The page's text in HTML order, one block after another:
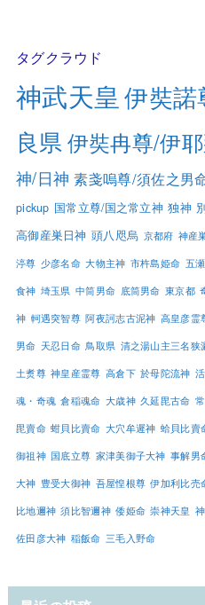
タグクラウド
神武天皇 伊奘
良県 伊奘冉尊/伊
神/日神 素戔嗚尊/須佐之男
pickup 国常立尊/国之常立神 独神
高御産巣日神 頭八咫烏 京都府 神産
渟尊 少彦名命 大物主神 市杵島姫命 五
食神 埼玉県 中筒男命 底筒男命 東京都
神 軻遇突智尊 阿夜訶志古泥神 高皇彦霊
男命 天忍日命 鳥取県 清之湯山主三名狭
土煑尊 神皇産霊尊 高倉下 於母陀流神
魂・奇魂 倉稲魂命 大歳神 久延毘古命
毘賣命 蚶貝比賣命 大穴牟遲神 蛤貝比賣
御祖神 国底立尊 家津美御子大神 事解男
大神 豊受大御神 吾屋惶根尊 伊加利比売
比地邇神 須比智邇神 倭姫命 崇神天皇
佐田彦大神 稲飯命 三毛入野命